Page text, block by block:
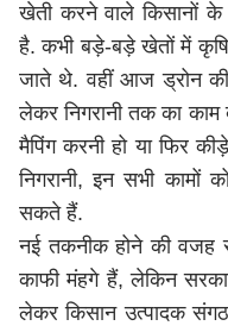
खेती करने वाले किसानों
है. कभी बड़े-बड़े खेतों में कृषि
जाते थे. वहीं आज ड्रोन
लेकर निगरानी तक का
मैपिंग करनी हो या फिर
निगरानी, इन सभी
सकते हैं.
नई तकनीक होने की वजह
काफी मंहगे हैं, लेकिन
लेकर किसान उत्पादक